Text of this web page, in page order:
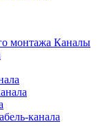
Каналы
канала